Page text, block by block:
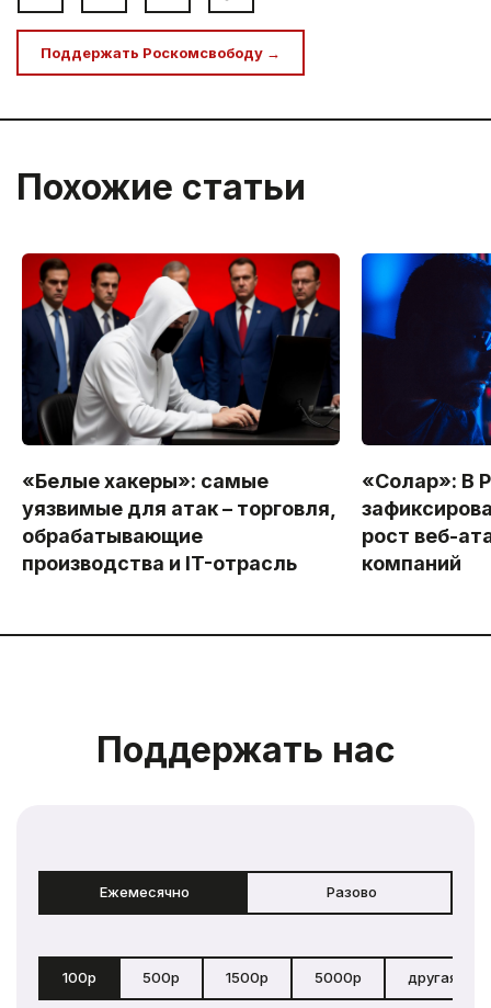
Поддержать Роскомсвободу →
Похожие статьи
«Белые хакеры»: самые
уязвимые для атак – торговля,
обрабатывающие
производства и IT-отрасль
«Солар»: В
рост веб-
компаний
Поддержать нас
Ежемесячно Разово
100р 500р 1500р 5000р другая